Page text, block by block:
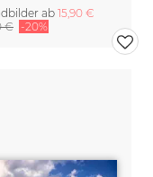
ab15,90 €
€ -20%